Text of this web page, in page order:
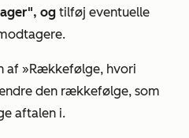
og tilføj eventuelle
af »Rækkefølge, hvori
den rækkefølge, som
aftalen i.